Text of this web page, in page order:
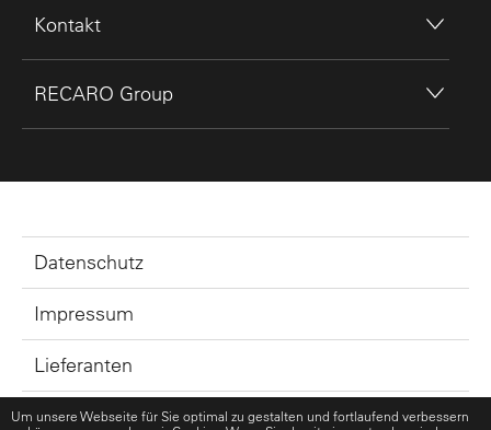
Kontakt
RECARO Group
Datenschutz
Impressum
Lieferanten
GTC
Um unsere Webseite für Sie optimal zu gestalten und fortlaufend verbessern